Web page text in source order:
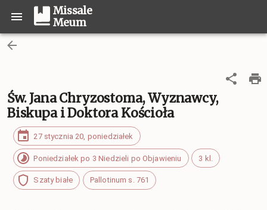
Missale
Meum
Św. Jana Chryzostoma, Wyznawcy,
Biskupa i Doktora Kościoła
27 stycznia 20, poniedziałek
Poniedziałek po 3 Niedzieli po Objawieniu 3 kl.
Szaty białe Pallotinum s. 761